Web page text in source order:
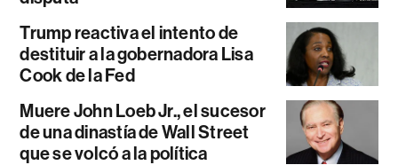
Trump reactiva el intento de
destituir a la gobernadora Lisa
Cook de la Fed
Muere John Loeb Jr., el sucesor
de una dinastía de Wall Street
que se volcó a la política